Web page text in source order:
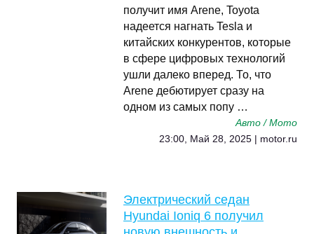
получит имя Arene, Toyota
надеется нагнать Tesla и
китайских конкурентов, которые
в сфере цифровых технологий
ушли далеко вперед. То, что
Arene дебютирует сразу на
одном из самых попу …
Авто / Мото
23:00, Май 28, 2025 | motor.ru
Электрический седан
Hyundai Ioniq 6 получил